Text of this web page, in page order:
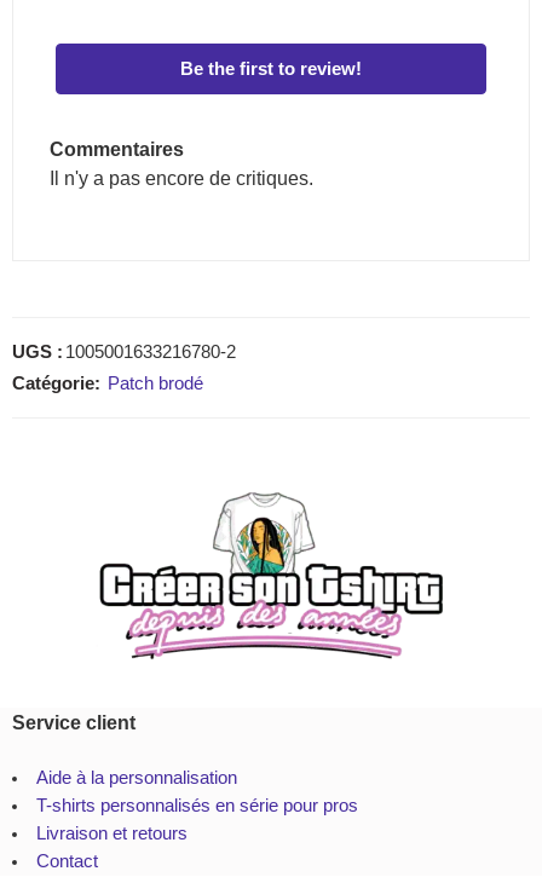
Be the first to review!
Commentaires
Il n'y a pas encore de critiques.
UGS : 1005001633216780-2
Catégorie: Patch brodé
Service client
Aide à la personnalisation
T-shirts personnalisés en série pour pros
Livraison et retours
Contact